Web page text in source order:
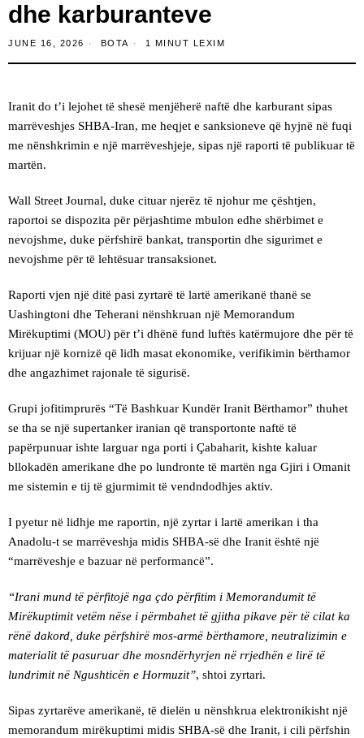
dhe karburanteve
JUNE 16, 2026 BOTA 1 MINUT LEXIM
Iranit do t’i lejohet të shesë menjëherë naftë dhe karburant sipas
marrëveshjes SHBA-Iran, me heqjet e sanksioneve që hyjnë në fuqi
me nënshkrimin e një marrëveshjeje, sipas një raporti të publikuar të
martën.
Wall Street Journal, duke cituar njerëz të njohur me çështjen,
raportoi se dispozita për përjashtime mbulon edhe shërbimet e
nevojshme, duke përfshirë bankat, transportin dhe sigurimet e
nevojshme për të lehtësuar transaksionet.
Raporti vjen një ditë pasi zyrtarë të lartë amerikanë thanë se
Uashingtoni dhe Teherani nënshkruan një Memorandum
Mirëkuptimi (MOU) për t’i dhënë fund luftës katërmujore dhe për të
krijuar një kornizë që lidh masat ekonomike, verifikimin bërthamor
dhe angazhimet rajonale të sigurisë.
Grupi jofitimprurës “Të Bashkuar Kundër Iranit Bërthamor” thuhet
se tha se një supertanker iranian që transportonte naftë të
papërpunuar ishte larguar nga porti i Çabaharit, kishte kaluar
bllokadën amerikane dhe po lundronte të martën nga Gjiri i Omanit
me sistemin e tij të gjurmimit të vendndodhjes aktiv.
I pyetur në lidhje me raportin, një zyrtar i lartë amerikan i tha
Anadolu-t se marrëveshja midis SHBA-së dhe Iranit është një
“marrëveshje e bazuar në performancë”.
“Irani mund të përfitojë nga çdo përfitim i Memorandumit të
Mirëkuptimit vetëm nëse i përmbahet të gjitha pikave për të cilat ka
rënë dakord, duke përfshirë mos-armë bërthamore, neutralizimin e
materialit të pasuruar dhe mosndërhyrjen në rrjedhën e lirë të
lundrimit në Ngushticën e Hormuzit”, shtoi zyrtari.
Sipas zyrtarëve amerikanë, të dielën u nënshkrua elektronikisht një
memorandum mirëkuptimi midis SHBA-së dhe Iranit, i cili përfshin